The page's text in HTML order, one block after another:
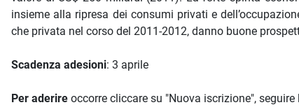
insieme alla ripresa dei consumi privati e
che privata nel corso del 2011-2012, danno buone
Scadenza adesioni: 3 aprile
Per aderire occorre cliccare su "Nuova iscrizione",